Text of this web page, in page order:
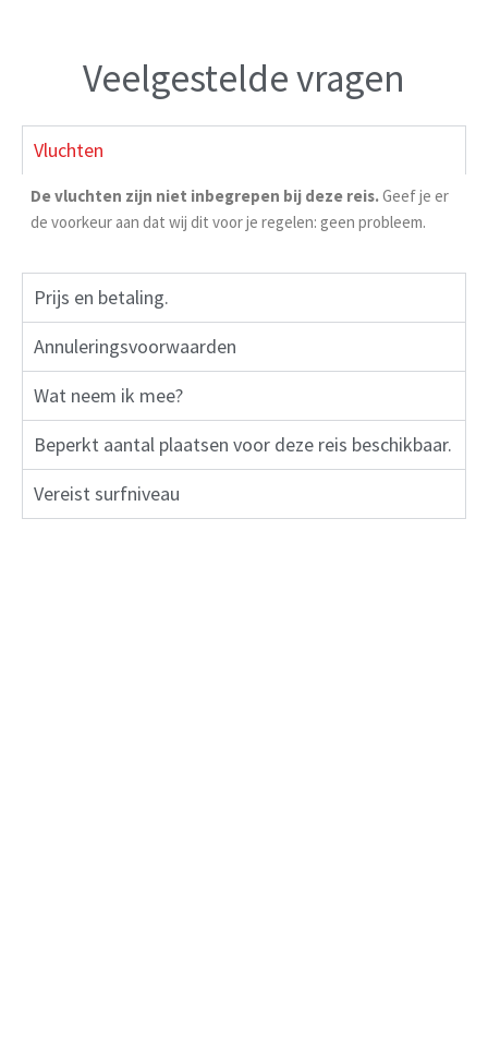
Veelgestelde vragen
Vluchten
De vluchten zijn niet inbegrepen bij deze reis.Geef je er
de voorkeur aan dat wij dit voor je regelen: geen probleem.
Prijs en betaling.
Annuleringsvoorwaarden
Wat neem ik mee?
Beperkt aantal plaatsen voor deze reis beschikbaar.
Vereist surfniveau